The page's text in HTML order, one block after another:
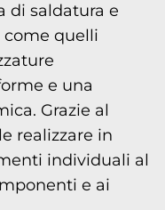
di saldatura e
quelli
e una
Grazie al
realizzare in
individuali al
e ai